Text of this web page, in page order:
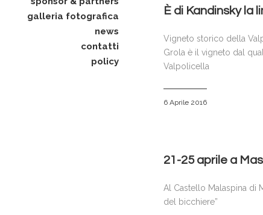
galleria fotografica
news
contatti
policy
È di Kandinsky la
Vigneto storico della
Grola è il vigneto dal
Valpolicella
6 Aprile 2016
21-25 aprile a
Al Castello Malaspina di
del bicchiere”